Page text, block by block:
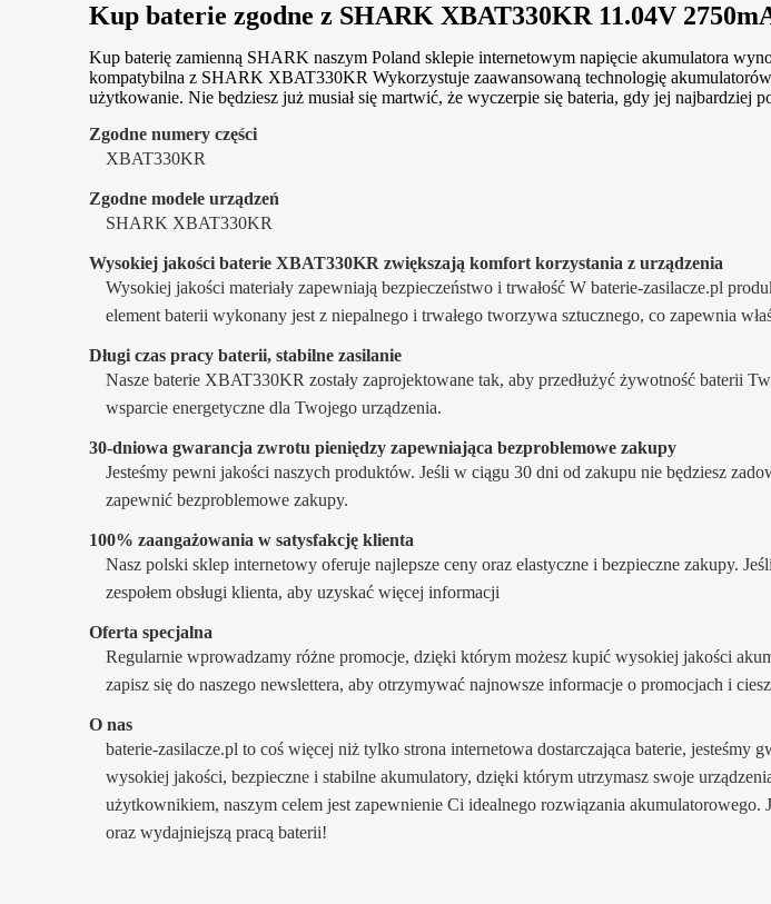
Kup baterie zgodne z SHARK XBAT330KR 11.04V
Kup baterię zamienną SHARK naszym Poland sklepie internetowym napięcie akumulatora
kompatybilna z SHARK XBAT330KR Wykorzystuje zaawansowaną technologię
użytkowanie. Nie będziesz już musiał się martwić, że wyczerpie się bateria, gdy jej najbardziej
Zgodne numery części
XBAT330KR
Zgodne modele urządzeń
SHARK XBAT330KR
Wysokiej jakości baterie XBAT330KR zwiększają komfort korzystania z urządzenia
Wysokiej jakości materiały zapewniają bezpieczeństwo i trwałość W baterie-zasilacze.pl
element baterii wykonany jest z niepalnego i trwałego tworzywa sztucznego, co zapewnia
Długi czas pracy baterii, stabilne zasilanie
Nasze baterie XBAT330KR zostały zaprojektowane tak, aby przedłużyć żywotność baterii
wsparcie energetyczne dla Twojego urządzenia.
30-dniowa gwarancja zwrotu pieniędzy zapewniająca bezproblemowe zakupy
Jesteśmy pewni jakości naszych produktów. Jeśli w ciągu 30 dni od zakupu nie będziesz
zapewnić bezproblemowe zakupy.
100% zaangażowania w satysfakcję klienta
Nasz polski sklep internetowy oferuje najlepsze ceny oraz elastyczne i bezpieczne zakupy.
zespołem obsługi klienta, aby uzyskać więcej informacji
Oferta specjalna
Regularnie wprowadzamy różne promocje, dzięki którym możesz kupić wysokiej jakości
zapisz się do naszego newslettera, aby otrzymywać najnowsze informacje o promocjach i
O nas
baterie-zasilacze.pl to coś więcej niż tylko strona internetowa dostarczająca baterie,
wysokiej jakości, bezpieczne i stabilne akumulatory, dzięki którym utrzymasz swoje
użytkownikiem, naszym celem jest zapewnienie Ci idealnego rozwiązania
oraz wydajniejszą pracą baterii!